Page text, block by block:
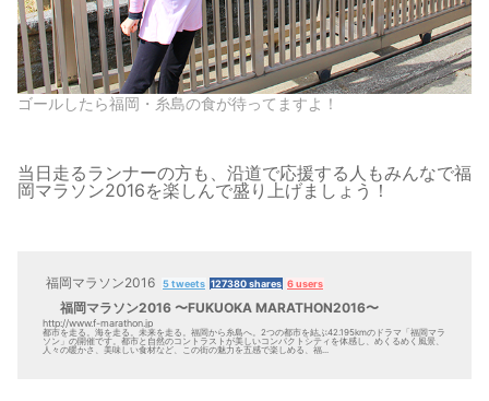
ゴールしたら福岡・糸島の食が待ってますよ！
当日走るランナーの方も、沿道で応援する人もみんなで福
岡マラソン2016を楽しんで盛り上げましょう！
福岡マラソン2016 5 tweets 127380 shares 6 users
福岡マラソン2016 〜FUKUOKA MARATHON2016〜
http://www.f-marathon.jp
都市を走る。海を走る。未来を走る。福岡から糸島へ。2つの都市を結ぶ42.195kmのドラマ「福岡マラ
ソン」の開催です。都市と自然のコントラストが美しいコンパクトシティを体感し、めくるめく風景、
人々の暖かさ、美味しい食材など、この街の魅力を五感で楽しめる、福...